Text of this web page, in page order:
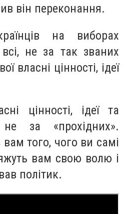
він переконання.
на виборах
не за так званих
власні цінності, ідеї
цінності, ідеї та
за «прохідних».
вам того, чого ви самі
вам свою волю і
політик.